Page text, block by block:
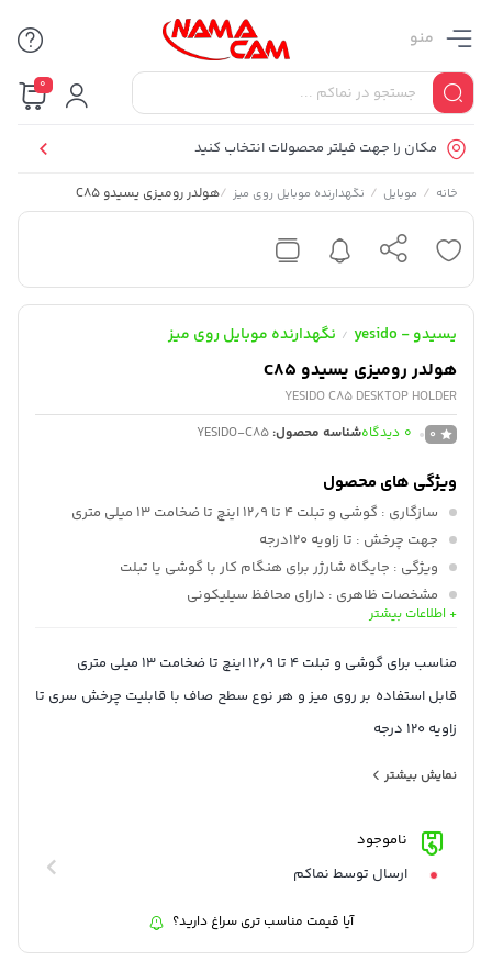
منو
0
مکان را جهت فیلتر محصولات انتخاب کنید
خانه / موبایل / نگهدارنده موبایل روی میز /هولدر رومیزی یسیدو C85
یسیدو - yesido / نگهدارنده موبایل روی میز
هولدر رومیزی یسیدو C85
YESIDO C85 DESKTOP HOLDER
0
0 دیدگاهشناسه محصول: YESIDO-C85
ویژگی های محصول
سازگاری : گوشی و تبلت ۴ تا ۱۲٫۹ اینچ تا ضخامت ۱۳ میلی متری
جهت چرخش : تا زاویه 120درجه
ویژگی : جایگاه شارژر برای هنگام کار با گوشی یا تبلت
مشخصات ظاهری : دارای محافظ سیلیکونی
جنس : آلیاژ آلومینیوم + PC + پلاستیک ABS+ اطلاعات بیشتر
مناسب برای گوشی و تبلت ۴ تا ۱۲٫۹ اینچ تا ضخامت ۱۳ میلی متری
قابل استفاده بر روی میز و هر نوع سطح صاف با قابلیت چرخش سری تا
زاویه ۱۲۰ درجه
تعبیه جایگاه شارژ برای گوشی و تبلت
نمایش بیشتر
ناموجود
ارسال توسط نماکم
آیا قیمت مناسب تری سراغ دارید؟